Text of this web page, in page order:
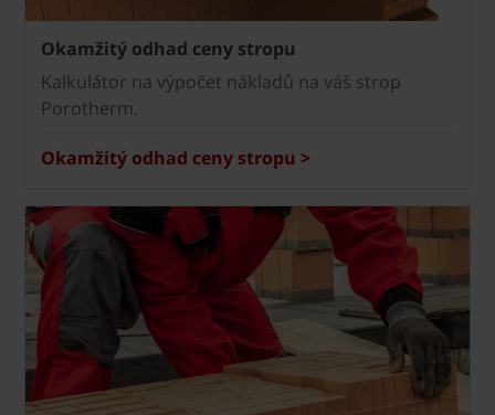
Okamžitý odhad ceny stropu
Kalkulátor na výpočet nákladů na váš strop
Porotherm.
Okamžitý odhad ceny stropu >